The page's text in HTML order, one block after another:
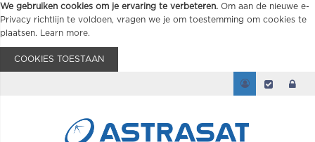
We gebruiken cookies om je ervaring te verbeteren. Om aan de nieuwe e-
Privacy richtlijn te voldoen, vragen we je om toestemming om cookies te
plaatsen.
Learn more.
COOKIES TOESTAAN